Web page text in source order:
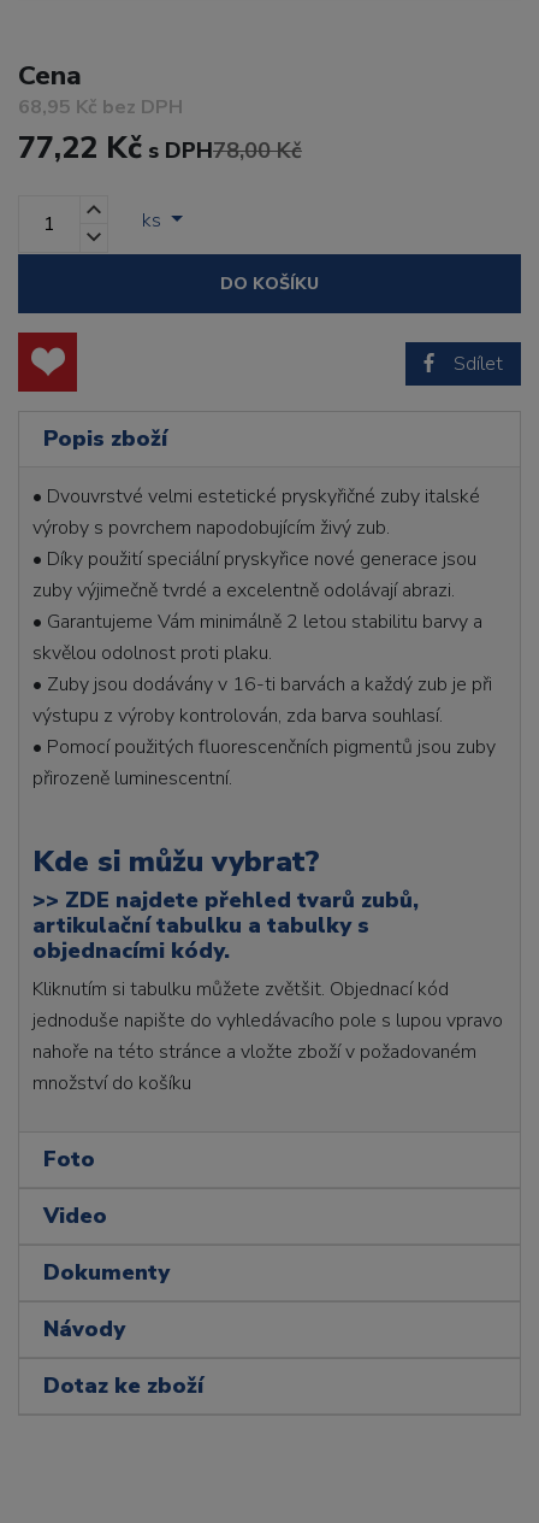
Cena
68,95 Kč bez DPH
77,22 Kč s DPH78,00 Kč
ks
DO KOŠÍKU
Sdílet
Popis zboží
• Dvouvrstvé velmi estetické pryskyřičné zuby italské
výroby s povrchem napodobujícím živý zub.
• Díky použití speciální pryskyřice nové generace jsou
zuby výjimečně tvrdé a excelentně odolávají abrazi.
• Garantujeme Vám minimálně 2 letou stabilitu barvy a
skvělou odolnost proti plaku.
• Zuby jsou dodávány v 16-ti barvách a každý zub je při
výstupu z výroby kontrolován, zda barva souhlasí.
• Pomocí použitých fluorescenčních pigmentů jsou zuby
přirozeně luminescentní.
Kde si můžu vybrat?
>> ZDE najdete přehled tvarů zubů,
artikulační tabulku a tabulky s
objednacími kódy.
Kliknutím si tabulku můžete zvětšit. Objednací kód
jednoduše napište do vyhledávacího pole s lupou vpravo
nahoře na této stránce a vložte zboží v požadovaném
množství do košíku
Foto
Video
Dokumenty
Návody
Dotaz ke zboží